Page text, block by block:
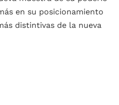
en su posicionamiento
distintivas de la nueva